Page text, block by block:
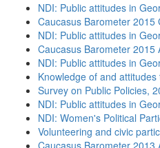
NDI: Public attitudes in
Caucasus Barometer 2015
NDI: Public attitudes in
Caucasus Barometer 2015
NDI: Public attitudes in
Knowledge of and
Survey on Public Policies,
NDI: Public attitudes in
NDI: Women's Political
Volunteering and civic
Caucasus Barometer 2013